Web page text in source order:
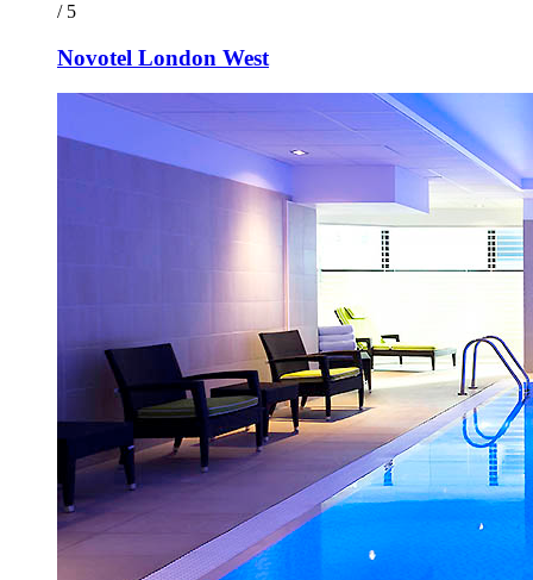
/ 5
Novotel London West